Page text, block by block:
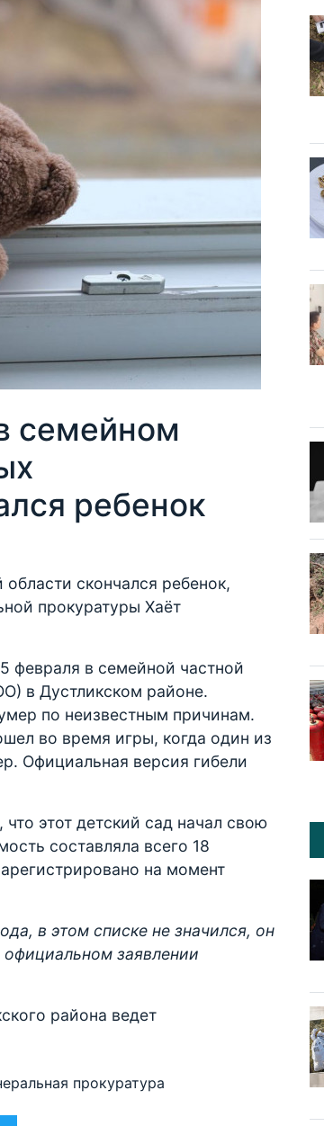
семейном
ребенок
скончался ребенок,
прокуратуры Хаёт
в семейной частной
в Дустликском районе.
по неизвестным причинам.
во время игры, когда один из
Официальная версия гибели
этот детский сад начал свою
составляла всего 18
на момент
в этом списке не значился, он
официальном заявлении
района ведет
прокуратура